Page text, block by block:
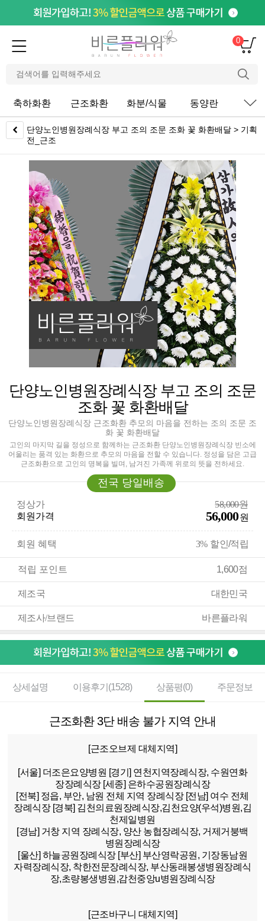
0
축하화환 근조화환 화분/식물 동양란 서
단양노인병원장례식장 부고 조의 조문 조화 꽃 화환배달 > 기획
전_근조
단양노인병원장례식장 부고 조의 조문
조화 꽃 화환배달
단양노인병원장례식장 근조화환 추모의 마음을 전하는 조의 조문 조
화 꽃 화환배달
고인의 마지막 길을 정성으로 함께하는 근조화환 단양노인병원장례식장 빈소에
어울리는 품격 있는 화환으로 추모의 마음을 전할 수 있습니다. 정성을 담은 고급
근조화환으로 고인의 명복을 빌며, 남겨진 가족께 위로의 뜻을 전하세요.
전국 당일배송
정상가
58,000원
회원가격
56,000원
회원 혜택 3% 할인/적립
적립 포인트 1,600점
제조국 대한민국
제조사/브랜드 바른플라워
상세설명 이용후기(1528) 상품평(0) 주문정보
근조화환 3단 배송 불가 지역 안내
[근조오브제 대체지역]
[서울] 더조은요양병원 [경기] 연천지역장례식장, 수원연화
장장례식장 [세종] 은하수공원장례식장
[전북] 정읍, 부안, 남원 전체 지역 장례식장 [전남] 여수 전체
장례식장 [경북] 김천의료원장례식장,김천요양(우석)병원,김
천제일병원
[경남] 거창 지역 장례식장, 양산 농협장례식장, 거제거붕백
병원장례식장
[울산] 하늘공원장례식장 [부산] 부산영락공원, 기장동남원
자력장례식장, 착한전문장례식장, 부산동래봉생병원장례식
장,초량봉생병원,감천중앙u병원장례식장
[근조바구니 대체지역]